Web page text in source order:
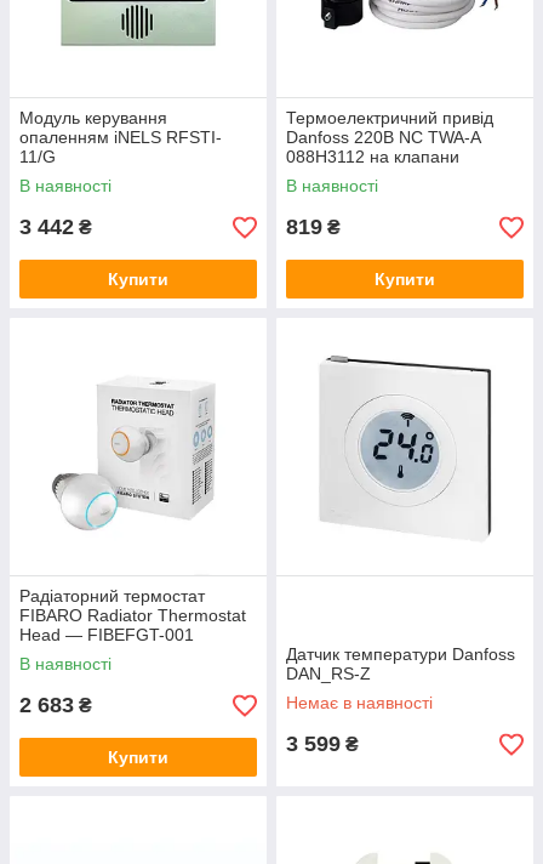
Модуль керування
опаленням iNELS RFSTI-
11/G
В наявності
3 442 ₴
Купити
Термоелектричний привід
Danfoss 220В NC TWA-A
088H3112 на клапани
Danfoss RA
В наявності
819 ₴
Купити
Радіаторний термостат
FIBARO Radiator Thermostat
Head — FIBEFGT-001
В наявності
2 683 ₴
Купити
Датчик температури Danfoss
DAN_RS-Z
Немає в наявності
3 599 ₴